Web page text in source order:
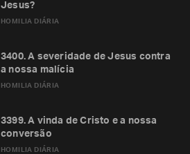
HOMILIA DIÁRIA
Jesus?
HOMILIA DIÁRIA
3400. A severidade de Jesus contra
a nossa malícia
HOMILIA DIÁRIA
3399. A vinda de Cristo e a nossa
conversão